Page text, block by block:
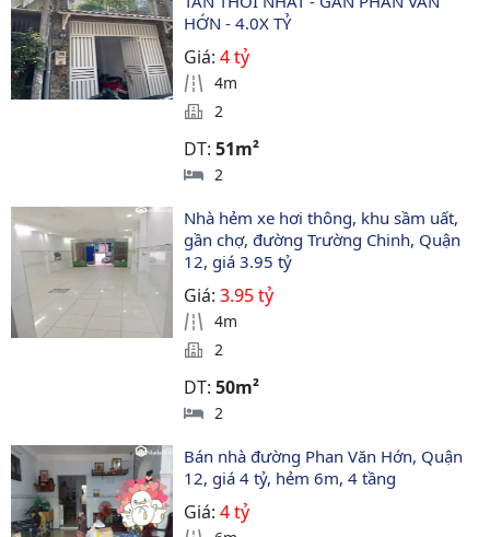
HỚN - 4.0X TỶ
Giá:4 tỷ
4m
2
DT:51m²
2
Nhà hẻm xe hơi thông, khu sầm uất,
gần chợ, đường Trường Chinh, Quận
12, giá 3.95 tỷ
Giá:3.95 tỷ
4m
2
DT:50m²
2
Bán nhà đường Phan Văn Hớn, Quận
12, giá 4 tỷ, hẻm 6m, 4 tầng
Giá:4 tỷ